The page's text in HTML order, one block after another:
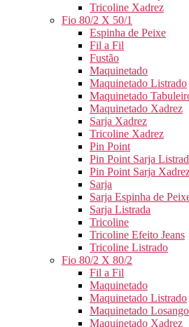
Tricoline Xadrez
Fio 80/2 X 50/1
Espinha de Peixe
Fil a Fil
Fustão
Maquinetado
Maquinetado Listrado
Maquinetado
Maquinetado Xadrez
Sarja Xadrez
Tricoline Xadrez
Pin Point
Pin Point Sarja
Pin Point Sarja
Sarja
Sarja Espinha de
Sarja Listrada
Tricoline
Tricoline Efeito Jeans
Tricoline Listrado
Fio 80/2 X 80/2
Fil a Fil
Maquinetado
Maquinetado Listrado
Maquinetado Losango
Maquinetado Xadrez